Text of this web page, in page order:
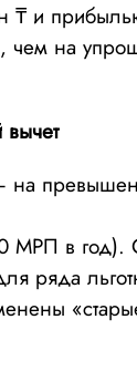
₸ и
на
МРП в год).